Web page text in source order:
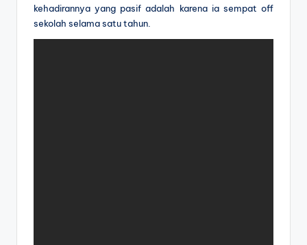
kehadirannya yang pasif adalah karena ia sempat off
sekolah selama satu tahun.